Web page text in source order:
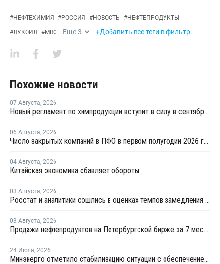
#НЕФТЕХИМИЯ #РОССИЯ #НОВОСТЬ #НЕФТЕПРОДУКТЫ
#ЛУКОЙЛ #MRC Еще3 +Добавить все теги в фильтр
Похожие новости
07 Августа, 2026
Новый регламент по химпродукции вступит в силу в сентябре 2027 года
06 Августа, 2026
Число закрытых компаний в ПФО в первом полугодии 2026 года вдвое превысило число новых
04 Августа, 2026
Китайская экономика сбавляет обороты
03 Августа, 2026
Росстат и аналитики сошлись в оценках темпов замедления экономики
03 Августа, 2026
Продажи нефтепродуктов на Петербургской бирже за 7 месяцев снизились на 11,2%, в июле – на 35,6%
24 Июля, 2026
Минэнерго отметило стабилизацию ситуации с обеспечением топливом в ряде регионов